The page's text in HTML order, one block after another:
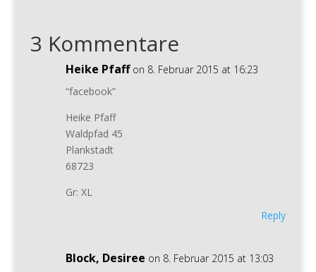
3 Kommentare
Heike Pfaff on 8. Februar 2015 at 16:23
“facebook”
Heike Pfaff
Waldpfad 45
Plankstadt
68723
Gr: XL
Reply
Block, Desiree on 8. Februar 2015 at 13:03